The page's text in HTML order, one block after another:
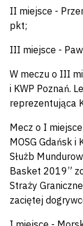
II miejsce -
pkt;
III miejsce -
W meczu o III
i KWP Poznań.
reprezentująca
Mecz o I
MOSG Gdańsk i
Służb
Basket 2019”
Straży
zaciętej